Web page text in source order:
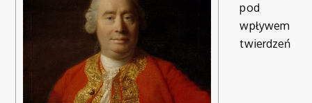
pod
wpływem
twierdzeń